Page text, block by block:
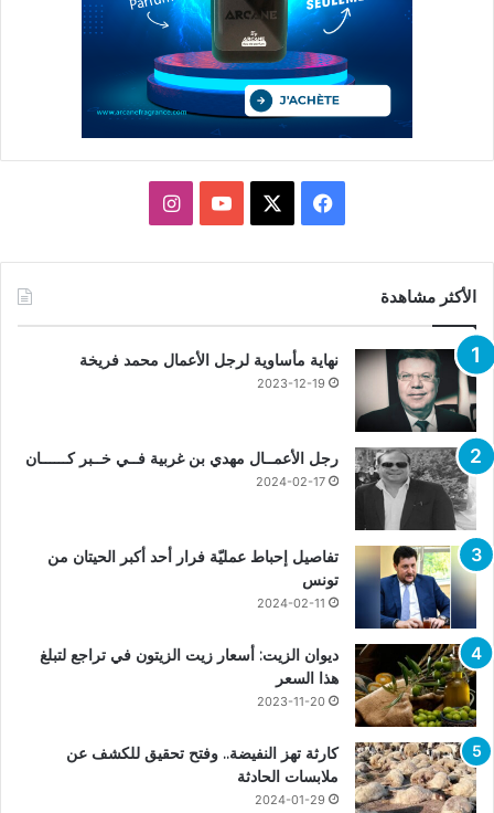
فيسبوك يوتيوبانستقرام
الأكثر مشاهدة
نهاية مأساوية لرجل الأعمال محمد فريخة
2023-12-19
رجل الأعمــال مهدي بن غربية فــي خــبر كــــــان
2024-02-17
تفاصيل إحباط عمليّة فرار أحد أكبر الحيتان من
تونس
2024-02-11
ديوان الزيت: أسعار زيت الزيتون في تراجع لتبلغ
هذا السعر
2023-11-20
كارثة تهز النفيضة.. وفتح تحقيق للكشف عن
ملابسات الحادثة
2024-01-29